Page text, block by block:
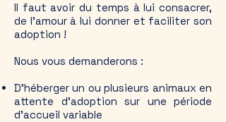
Il faut avoir du temps à lui consacrer,
de l'amour à lui donner et faciliter son
adoption !
Nous vous demanderons :
D’héberger un ou plusieurs animaux en
attente d’adoption sur une période
d’accueil variable